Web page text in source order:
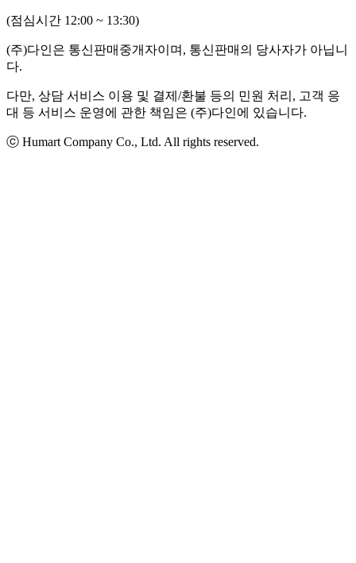
(점심시간 12:00 ~ 13:30)
(주)다인은 통신판매중개자이며, 통신판매의 당사자가 아닙니
다.
다만, 상담 서비스 이용 및 결제/환불 등의 민원 처리, 고객 응
대 등 서비스 운영에 관한 책임은 (주)다인에 있습니다.
ⓒ Humart Company Co., Ltd. All rights reserved.